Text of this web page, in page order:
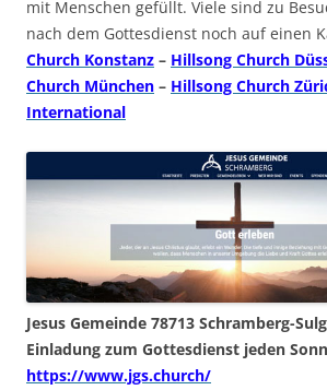
mit Menschen gefüllt. Viele sind zu
nach dem Gottesdienst noch auf einen
Church Konstanz – Hillsong Church
Church München – Hillsong Church
International
Jesus Gemeinde 78713 Schramberg-
Einladung zum Gottesdienst jeden
https://www.jgs.church/